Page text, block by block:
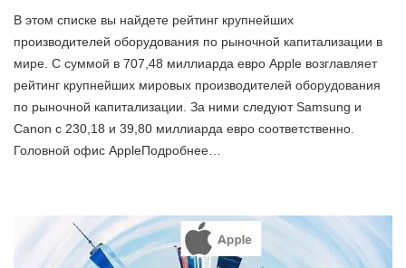
В этом списке вы найдете рейтинг крупнейших
производителей оборудования по рыночной капитализации в
мире. С суммой в 707,48 миллиарда евро Apple возглавляет
рейтинг крупнейших мировых производителей оборудования
по рыночной капитализации. За ними следуют Samsung и
Canon с 230,18 и 39,80 миллиарда евро соответственно.
Головной офис AppleПодробнее…